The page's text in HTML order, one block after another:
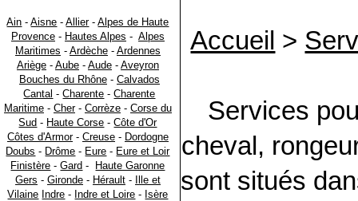
Ain -Aisne -Allier-Alpes de Haute
Provence - Hautes Alpes - Alpes
Maritimes - Ardèche - Ardennes
Ariège - Aube - Aude - Aveyron
Bouches du Rhône - Calvados
Cantal -Charente -Charente
Maritime - Cher- Corrèze - Corse du
Sud - Haute Corse -Côte d'Or
Côtes d'Armor- Creuse - Dordogne
Doubs - Drôme - Eure - Eure et Loir
Finistère -Gard - Haute Garonne
Gers - Gironde - Hérault -
Ille et
Vilaine Indre - Indre et Loire - Isère
Accueil >
Services
cheval,
sont situés